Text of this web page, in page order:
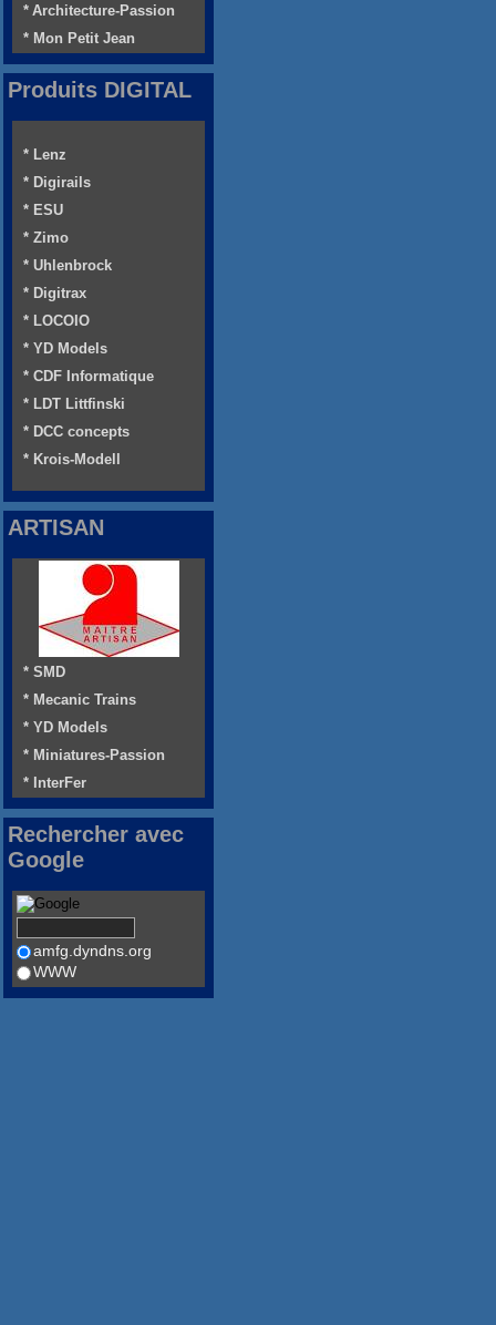
* Architecture-Passion
* Mon Petit Jean
Produits DIGITAL
* Lenz
* Digirails
* ESU
* Zimo
* Uhlenbrock
* Digitrax
* LOCOIO
* YD Models
* CDF Informatique
* LDT Littfinski
* DCC concepts
* Krois-Modell
ARTISAN
* SMD
* Mecanic Trains
* YD Models
* Miniatures-Passion
* InterFer
Rechercher avec
Google
amfg.dyndns.org
WWW